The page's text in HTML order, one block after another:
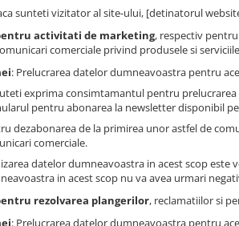
sunteti vizitator al site-ului, [detinatorul
activitati de marketing, respectiv
comerciale privind produsele si
: Prelucrarea datelor dumneavoastra pentru
exprima consimtamantul pentru
pentru abonarea la newsletter disponibil
dezabonarea de la primirea unor astfel de
comerciale.
datelor dumneavoastra in acest scop
in acest scop nu va avea urmari
rezolvarea plangerilor, reclamatiilor si
: Prelucrarea datelor dumneavoastra pentru